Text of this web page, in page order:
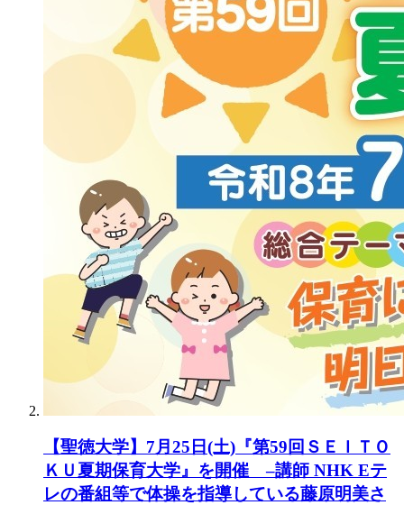
【聖徳大学】7月25日(土)『第59回ＳＥＩＴＯ
ＫＵ夏期保育大学』を開催 –講師 NHK Eテ
レの番組等で体操を指導している藤原明美さ